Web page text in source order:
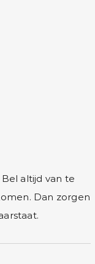
altijd van te
Dan zorgen